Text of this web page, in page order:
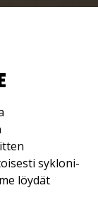
sykloni-
löydät